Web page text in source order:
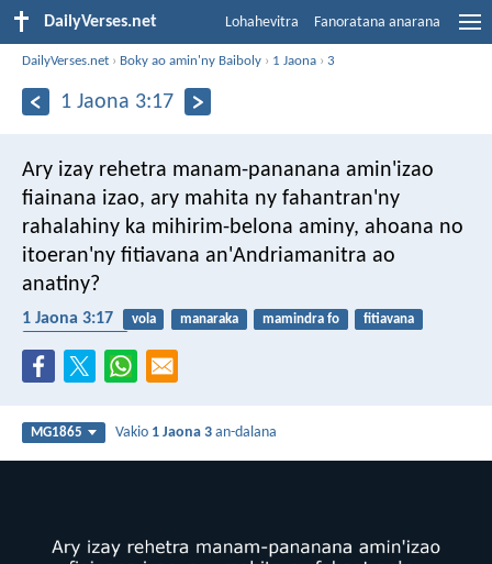
DailyVerses.net Lohahevitra Fanoratana anarana
DailyVerses.net › Boky ao amin'ny Baiboly › 1 Jaona ›3
1 Jaona 3:17
Ary izay rehetra manam-pananana amin'izao
fiainana izao, ary mahita ny fahantran'ny
rahalahiny ka mihirim-belona aminy, ahoana no
itoeran'ny fitiavana an'Andriamanitra ao
anatiny?
1 Jaona 3:17 vola manaraka mamindra fo
fitiavana
MG1865 Vakio 1 Jaona 3 an-dalana